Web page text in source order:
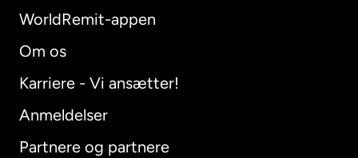
WorldRemit-appen
Om os
Karriere - Vi ansætter!
Anmeldelser
Partnere og partnere